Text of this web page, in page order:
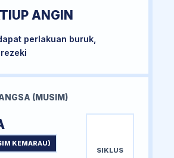
ANGIN
perlakuan buruk,
(MUSIM)
KEMARAU)
SIKLUS